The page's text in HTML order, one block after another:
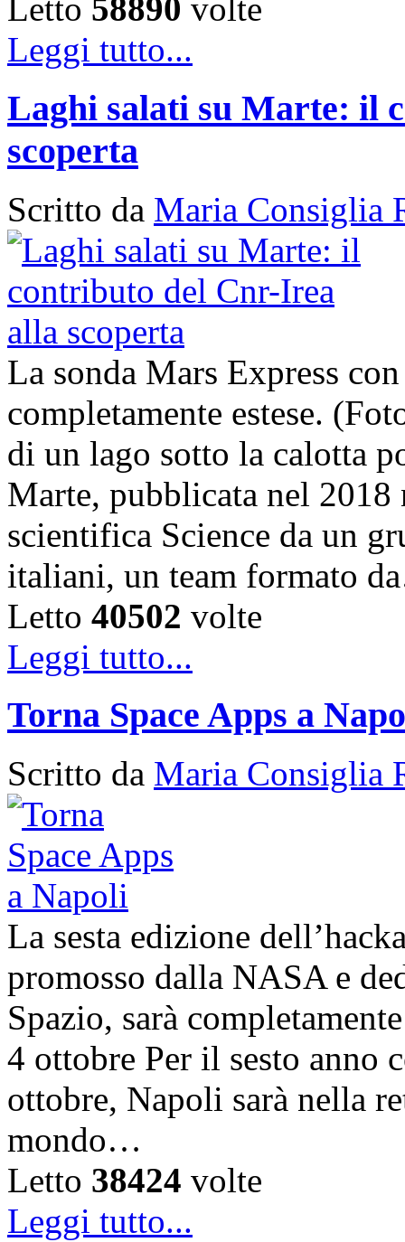
Letto 58890 volte
Leggi tutto...
Laghi salati su Marte: il
scoperta
Scritto da Maria Consiglia
La sonda Mars Express
completamente estese.
di un lago sotto la calotta
Marte, pubblicata nel
scientifica Science da un
italiani, un team formato
Letto 40502 volte
Leggi tutto...
Torna Space Apps a
Scritto da Maria Consiglia
La sesta edizione
promosso dalla NASA e
Spazio, sarà
4 ottobre Per il sesto anno
ottobre, Napoli sarà nella
mondo…
Letto 38424 volte
Leggi tutto...